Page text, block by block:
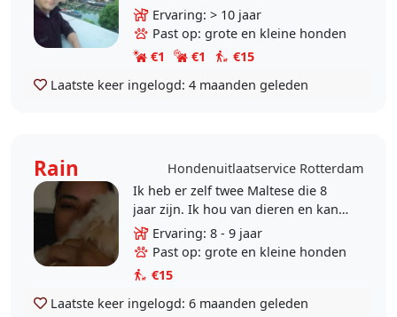
dog walker available. Hi! I’m a 36-
year-old animal lover, and dogs
have..
Ervaring: > 10 jaar
Past op: grote en kleine honden
€1
€1
€15
Laatste keer ingelogd: 4 maanden geleden
Rain
Hondenuitlaatservice Rotterdam
Ik heb er zelf twee Maltese die 8
jaar zijn. Ik hou van dieren en kan
de hele dag met hun zijn.
Ervaring: 8 - 9 jaar
Past op: grote en kleine honden
€15
Laatste keer ingelogd: 6 maanden geleden